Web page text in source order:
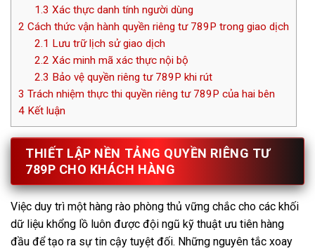
1.3 Xác thực danh tính người dùng
2 Cách thức vận hành quyền riêng tư 789P trong giao dịch
2.1 Lưu trữ lịch sử giao dịch
2.2 Xác minh mã xác thực nội bộ
2.3 Bảo vệ quyền riêng tư 789P khi rút
3 Trách nhiệm thực thi quyền riêng tư 789P của hai bên
4 Kết luận
THIẾT LẬP NỀN TẢNG QUYỀN RIÊNG TƯ
789P CHO KHÁCH HÀNG
Việc duy trì một hàng rào phòng thủ vững chắc cho các khối
dữ liệu khổng lồ luôn được đội ngũ kỹ thuật ưu tiên hàng
đầu để tạo ra sự tin cậy tuyệt đối. Những nguyên tắc xoay